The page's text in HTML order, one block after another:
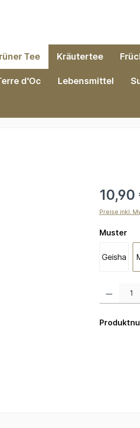
Tee Kräutertee
d'Oc Lebensmittel
10,90
Preise inkl.
Muster
Geisha